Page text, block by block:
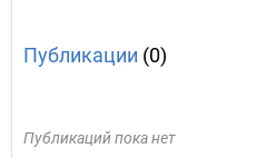
Публикации (0)
Публикаций пока нет